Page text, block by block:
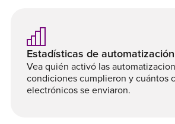
Estadísticas de automatización
Vea quién activó las
condiciones cumplieron y cuántos
electrónicos se enviaron.